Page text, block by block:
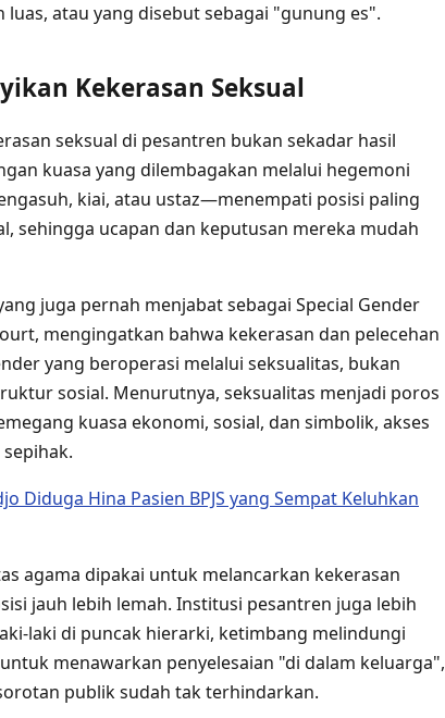
atau yang disebut sebagai "gunung es".
Kekerasan Seksual
seksual di pesantren bukan sekadar hasil
kuasa yang dilembagakan melalui hegemoni
kiai, atau ustaz—menempati posisi paling
sehingga ucapan dan keputusan mereka mudah
juga pernah menjabat sebagai Special Gender
mengingatkan bahwa kekerasan dan pelecehan
yang beroperasi melalui seksualitas, bukan
sosial. Menurutnya, seksualitas menjadi poros
kuasa ekonomi, sosial, dan simbolik, akses
Diduga Hina Pasien BPJS yang Sempat Keluhkan
agama dipakai untuk melancarkan kekerasan
jauh lebih lemah. Institusi pesantren juga lebih
laki di puncak hierarki, ketimbang melindungi
menawarkan penyelesaian "di dalam keluarga",
publik sudah tak terhindarkan.